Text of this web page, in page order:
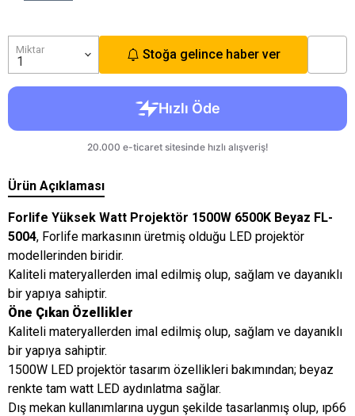
Miktar Stoğa gelince haber ver
Ürün Açıklaması
Forlife Yüksek Watt Projektör 1500W 6500K Beyaz FL-
5004, Forlife markasının üretmiş olduğu LED projektör
modellerinden biridir.
Kaliteli materyallerden imal edilmiş olup, sağlam ve dayanıklı
bir yapıya sahiptir.
Öne Çıkan Özellikler
Kaliteli materyallerden imal edilmiş olup, sağlam ve dayanıklı
bir yapıya sahiptir.
1500W LED projektör tasarım özellikleri bakımından; beyaz
renkte tam watt LED aydınlatma sağlar.
Dış mekan kullanımlarına uygun şekilde tasarlanmış olup, ıp66